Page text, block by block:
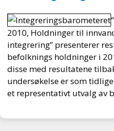
2010, Holdninger til
integrering” presenterer
befolknings holdninger i
disse med resultatene
undersøkelse er som
et representativt utvalg av